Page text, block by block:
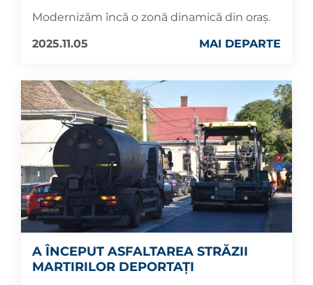
Modernizăm încă o zonă dinamică din oraș.
2025.11.05
MAI DEPARTE
A ÎNCEPUT ASFALTAREA STRĂZII
MARTIRILOR DEPORTAȚI